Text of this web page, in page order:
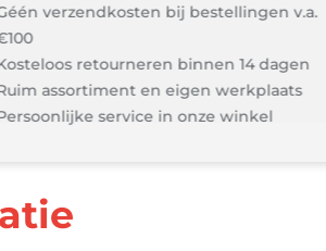
bij bestellingen v.a.
retourneren binnen 14 dagen
en eigen werkplaats
service in onze winkel